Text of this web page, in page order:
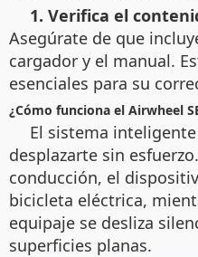
1. Verifica el
Asegúrate de que
cargador y el manual.
esenciales para su
¿Cómo funciona el Airwheel
El sistema
desplazarte sin
conducción, el
bicicleta eléctrica,
equipaje se desliza
superficies planas.